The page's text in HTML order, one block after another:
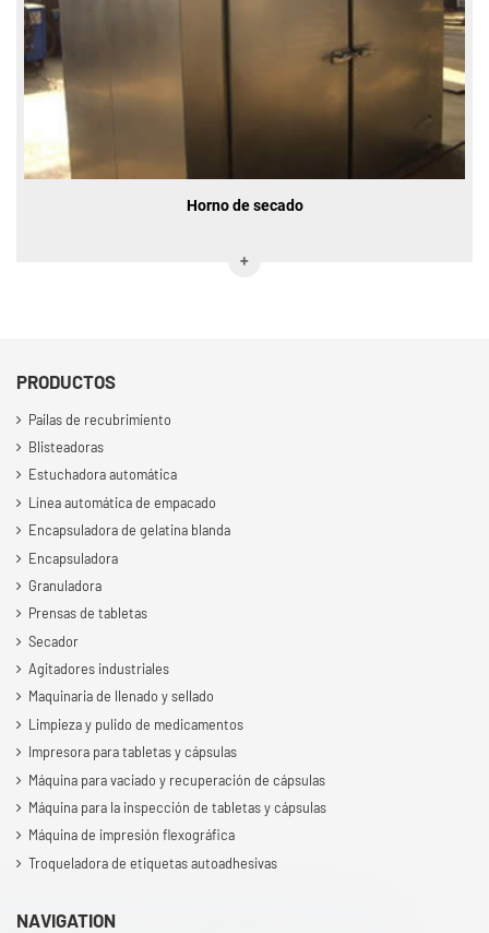
Horno de secado
PRODUCTOS
Pailas de recubrimiento
Blisteadoras
Estuchadora automática
Línea automática de empacado
Encapsuladora de gelatina blanda
Encapsuladora
Granuladora
Prensas de tabletas
Secador
Agitadores industriales
Maquinaria de llenado y sellado
Limpieza y pulido de medicamentos
Impresora para tabletas y cápsulas
Máquina para vaciado y recuperación de cápsulas
Máquina para la inspección de tabletas y cápsulas
Máquina de impresión flexográfica
Troqueladora de etiquetas autoadhesivas
NAVIGATION